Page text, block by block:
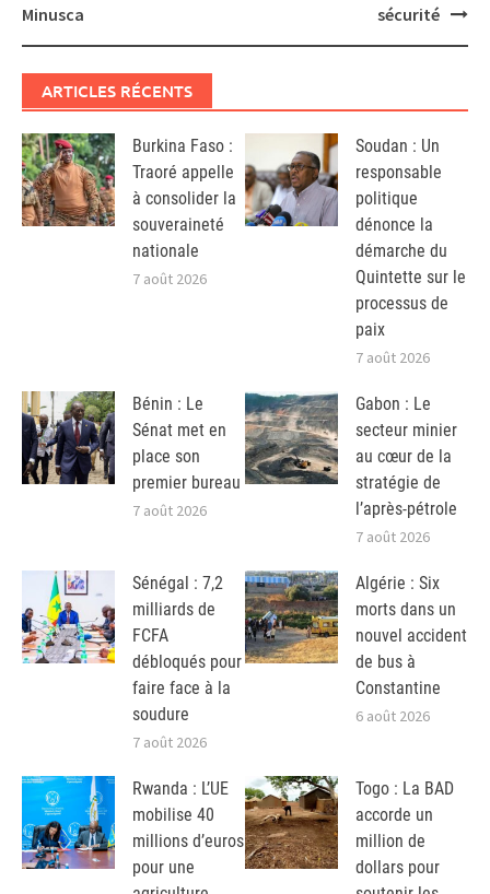
Minusca
sécurité
ARTICLES RÉCENTS
Burkina Faso :
Traoré appelle
à consolider la
souveraineté
nationale
7 août 2026
Soudan : Un
responsable
politique
dénonce la
démarche du
Quintette sur le
processus de
paix
7 août 2026
Bénin : Le
Sénat met en
place son
premier bureau
7 août 2026
Gabon : Le
secteur minier
au cœur de la
stratégie de
l’après-pétrole
7 août 2026
Sénégal : 7,2
milliards de
FCFA
débloqués pour
faire face à la
soudure
7 août 2026
Algérie : Six
morts dans un
nouvel accident
de bus à
Constantine
6 août 2026
Rwanda : L’UE
mobilise 40
millions d’euros
pour une
Togo : La BAD
accorde un
million de
dollars pour